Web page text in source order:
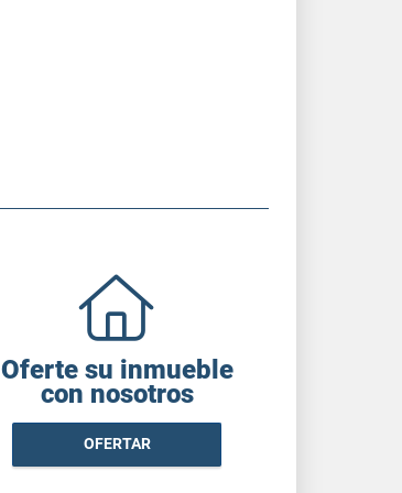
Oferte su inmueble
con nosotros
OFERTAR